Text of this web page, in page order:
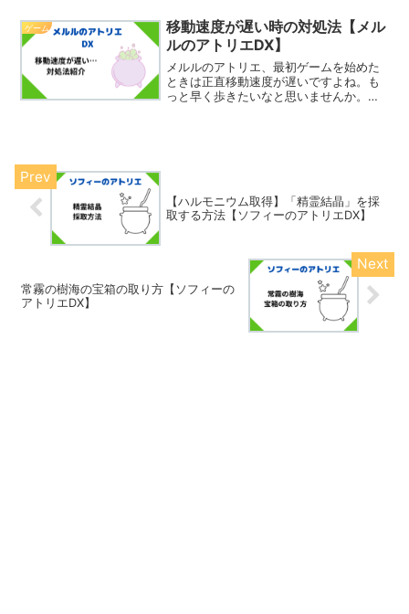
しています。）ただ、「この保存したや
つを見ようと思っ...
ゲーム
移動速度が遅い時の対処法【メル
ルのアトリエDX】
メルルのアトリエ、最初ゲームを始めた
ときは正直移動速度が遅いですよね。も
っと早く歩きたいなと思いませんか。そ
【ハルモニウム取得】「精霊結晶」を採
取する方法【ソフィーのアトリエDX】
常霧の樹海の宝箱の取り方【ソフィーの
アトリエDX】